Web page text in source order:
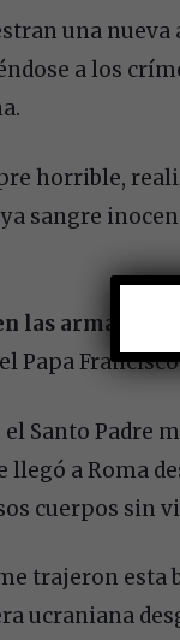
una nueva
a los
horrible,
sangre
las armas,
Papa
Santo Padre
llegó a Roma
cuerpos sin
trajeron esta
ucraniana